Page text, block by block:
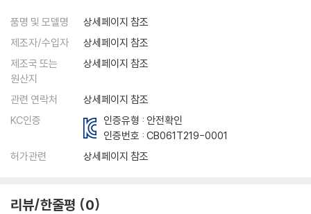
품명 및 모델명
상세페이지 참조
제조자/수입자
상세페이지 참조
제조국 또는
원산지
상세페이지 참조
관련 연락처
상세페이지 참조
KC인증
인증유형 : 안전확인
인증번호 :CB061T219-0001
허가관련
상세페이지 참조
리뷰/한줄평 0